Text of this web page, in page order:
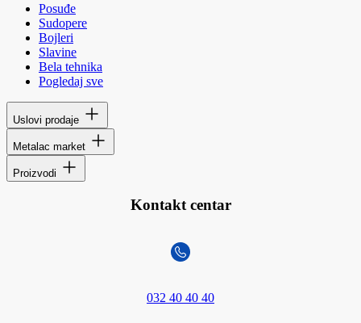
Posuđe
Sudopere
Bojleri
Slavine
Bela tehnika
Pogledaj sve
Uslovi prodaje
Metalac market
Proizvodi
Kontakt centar
032 40 40 40